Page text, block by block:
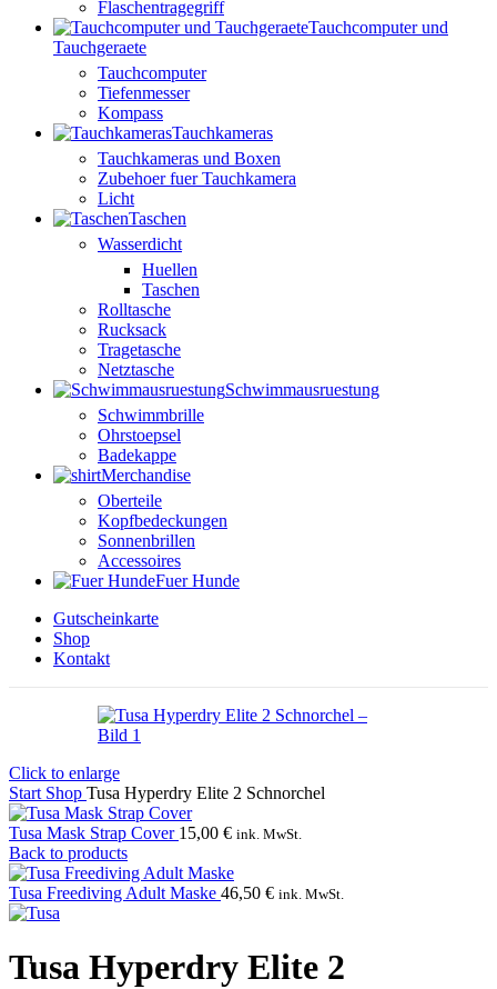
Flaschentragegriff
Tauchcomputer und
Tauchgeraete
Tauchcomputer
Tiefenmesser
Kompass
Tauchkameras
Tauchkameras und Boxen
Zubehoer fuer Tauchkamera
Licht
Taschen
Wasserdicht
Huellen
Taschen
Rolltasche
Rucksack
Tragetasche
Netztasche
Schwimmausruestung
Schwimmbrille
Ohrstoepsel
Badekappe
Merchandise
Oberteile
Kopfbedeckungen
Sonnenbrillen
Accessoires
Fuer Hunde
Gutscheinkarte
Shop
Kontakt
Click to enlarge
Start Shop Tusa Hyperdry Elite 2 Schnorchel
Tusa Mask Strap Cover 15,00 € ink. MwSt.
Back to products
Tusa Freediving Adult Maske 46,50 € ink. MwSt.
Tusa Hyperdry Elite 2